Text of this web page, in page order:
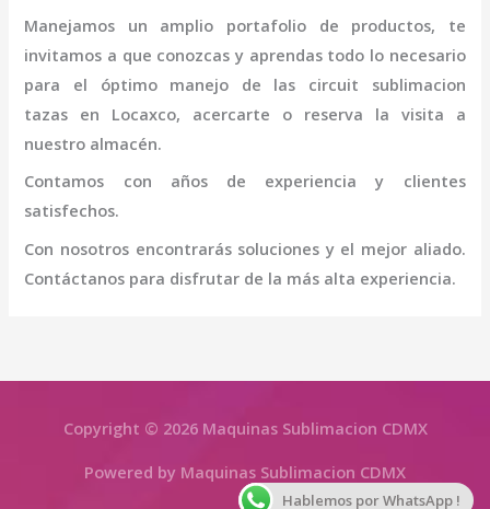
Manejamos un amplio portafolio de productos, te
invitamos a que conozcas y aprendas todo lo necesario
para el óptimo manejo de las circuit sublimacion
tazas en Locaxco, acercarte o reserva la visita a
nuestro almacén.
Contamos con años de experiencia y clientes
satisfechos.
Con nosotros encontrarás soluciones y el mejor aliado.
Contáctanos para disfrutar de la más alta experiencia.
Copyright © 2026 Maquinas Sublimacion CDMX
Powered by Maquinas Sublimacion CDMX
Hablemos por WhatsApp !